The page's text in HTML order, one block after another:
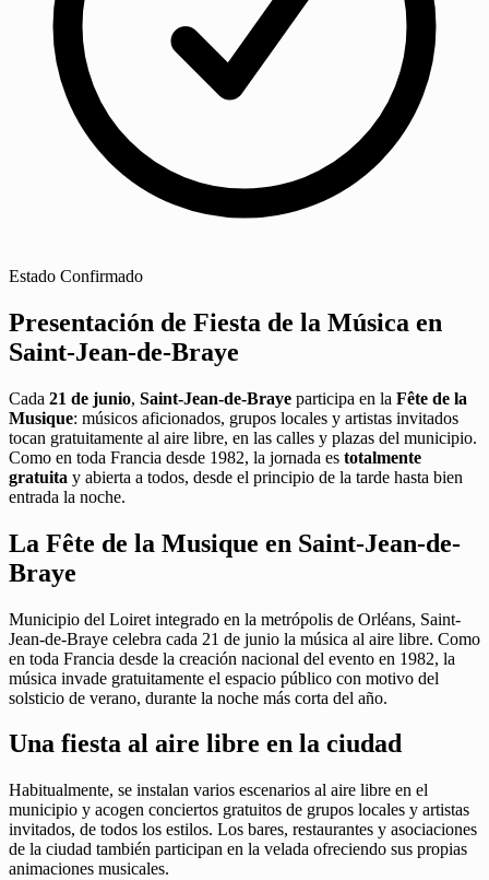
Estado Confirmado
Presentación de Fiesta de la Música en
Saint-Jean-de-Braye
Cada 21 de junio, Saint-Jean-de-Braye participa en la Fête de la
Musique: músicos aficionados, grupos locales y artistas invitados
tocan gratuitamente al aire libre, en las calles y plazas del municipio.
Como en toda Francia desde 1982, la jornada es totalmente
gratuita y abierta a todos, desde el principio de la tarde hasta bien
entrada la noche.
La Fête de la Musique en Saint-Jean-de-
Braye
Municipio del Loiret integrado en la metrópolis de Orléans, Saint-
Jean-de-Braye celebra cada 21 de junio la música al aire libre. Como
en toda Francia desde la creación nacional del evento en 1982, la
música invade gratuitamente el espacio público con motivo del
solsticio de verano, durante la noche más corta del año.
Una fiesta al aire libre en la ciudad
Habitualmente, se instalan varios escenarios al aire libre en el
municipio y acogen conciertos gratuitos de grupos locales y artistas
invitados, de todos los estilos. Los bares, restaurantes y asociaciones
de la ciudad también participan en la velada ofreciendo sus propias
animaciones musicales.